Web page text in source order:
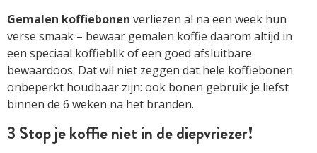
Gemalen koffiebonen verliezen al na een week hun
verse smaak – bewaar gemalen koffie daarom altijd in
een speciaal koffieblik of een goed afsluitbare
bewaardoos. Dat wil niet zeggen dat hele koffiebonen
onbeperkt houdbaar zijn: ook bonen gebruik je liefst
binnen de 6 weken na het branden.
3 Stop je koffie niet in de diepvriezer!